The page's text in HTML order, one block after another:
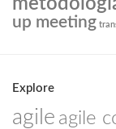
up meeting
Explore
agile agile